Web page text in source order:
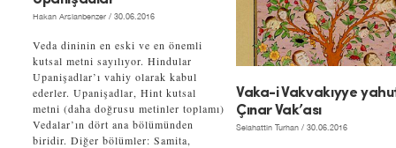
Hakan Arslanbenzer / 30.06.2016
Veda dininin en eski ve en önemli
kutsal metni sayılıyor. Hindular
Upanişadlar’ı vahiy olarak kabul
ederler. Upanişadlar, Hint kutsal
metni (daha doğrusu metinler toplamı)
Vedalar’ın dört ana bölümünden
biridir. Diğer bölümler: Samita,
Vaka-i Vakvakıyye
Çınar Vak’ası
Selahattin Turhan / 30.06.2016